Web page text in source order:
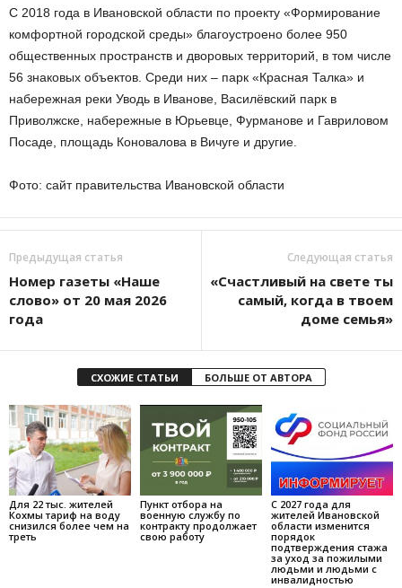
С 2018 года в Ивановской области по проекту «Формирование
комфортной городской среды» благоустроено более 950
общественных пространств и дворовых территорий, в том числе
56 знаковых объектов. Среди них – парк «Красная Талка» и
набережная реки Уводь в Иванове, Василёвский парк в
Приволжске, набережные в Юрьевце, Фурманове и Гавриловом
Посаде, площадь Коновалова в Вичуге и другие.
Фото: сайт правительства Ивановской области
Предыдущая статья
Номер газеты «Наше
слово» от 20 мая 2026
года
Следующая статья
«Счастливый на свете ты
самый, когда в твоем
доме семья»
СХОЖИЕ СТАТЬИ БОЛЬШЕ ОТ АВТОРА
Для 22 тыс. жителей
Кохмы тариф на воду
снизился более чем на
треть
Пункт отбора на
военную службу по
контракту продолжает
свою работу
С 2027 года для
жителей Ивановской
области изменится
порядок
подтверждения стажа
за уход за пожилыми
людьми и людьми с
инвалидностью